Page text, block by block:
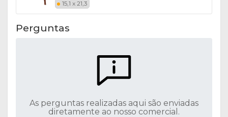
15,1 x 21,3
Perguntas
As perguntas realizadas aqui são enviadas
diretamente ao nosso comercial.